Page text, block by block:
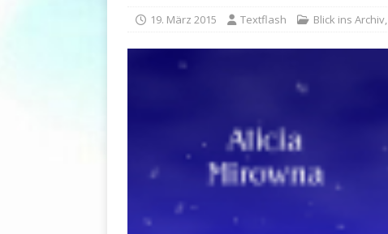
19. März 2015 Textflash Blick ins Archiv,